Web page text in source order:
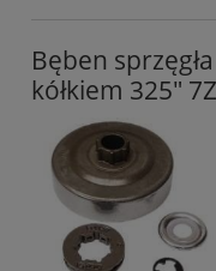
Bęben
kółkiem 325"